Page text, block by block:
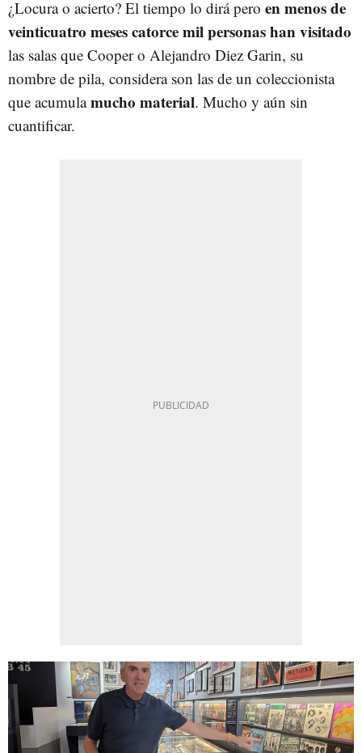
¿Locura o acierto? El tiempo lo dirá pero en menos de
veinticuatro meses catorce mil personas han visitado
las salas que Cooper o Alejandro Diez Garin, su
nombre de pila, considera son las de un coleccionista
que acumulamucho material. Mucho y aún sin
cuantificar.